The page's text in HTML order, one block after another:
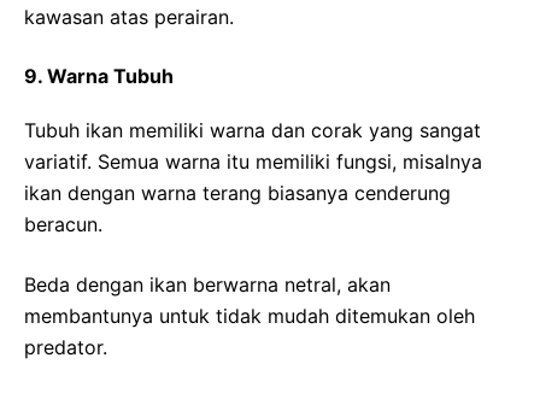
kawasan atas perairan.
9. Warna Tubuh
Tubuh ikan memiliki warna dan corak yang sangat
variatif. Semua warna itu memiliki fungsi, misalnya
ikan dengan warna terang biasanya cenderung
beracun.
Beda dengan ikan berwarna netral, akan
membantunya untuk tidak mudah ditemukan oleh
predator.